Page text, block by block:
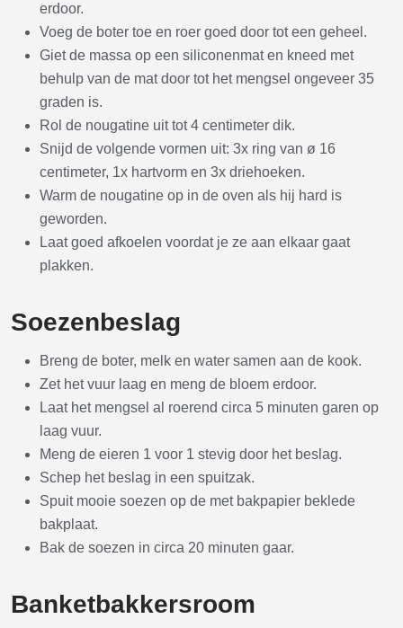
erdoor.
Voeg de boter toe en roer goed door tot een geheel.
Giet de massa op een siliconenmat en kneed met
behulp van de mat door tot het mengsel ongeveer 35
graden is.
Rol de nougatine uit tot 4 centimeter dik.
Snijd de volgende vormen uit: 3x ring van ø 16
centimeter, 1x hartvorm en 3x driehoeken.
Warm de nougatine op in de oven als hij hard is
geworden.
Laat goed afkoelen voordat je ze aan elkaar gaat
plakken.
Soezenbeslag
Breng de boter, melk en water samen aan de kook.
Zet het vuur laag en meng de bloem erdoor.
Laat het mengsel al roerend circa 5 minuten garen op
laag vuur.
Meng de eieren 1 voor 1 stevig door het beslag.
Schep het beslag in een spuitzak.
Spuit mooie soezen op de met bakpapier beklede
bakplaat.
Bak de soezen in circa 20 minuten gaar.
Banketbakkersroom